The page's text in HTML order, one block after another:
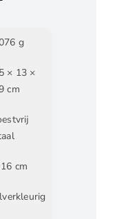
g
× 13 ×
cm
cm